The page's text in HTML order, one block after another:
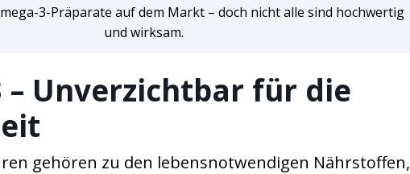
3-Präparate auf dem Markt – doch nicht alle sind hochwertig
und wirksam.
– Unverzichtbar für die
gehören zu den lebensnotwendigen Nährstoffen,